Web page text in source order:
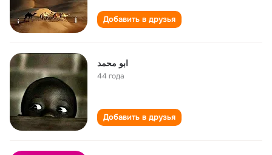
Добавить в друзья
ابو محمد
44 года
Добавить в друзья